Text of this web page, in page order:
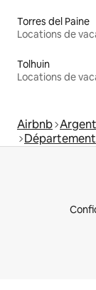
Torres del Paine
Locations de
Tolhuin
Locations de
Airbnb